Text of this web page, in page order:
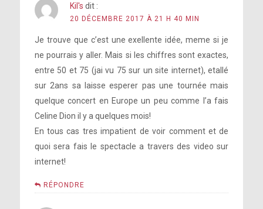
Kil's dit :
20 DÉCEMBRE 2017 À 21 H 40 MIN
Je trouve que c’est une exellente idée, meme si je
ne pourrais y aller. Mais si les chiffres sont exactes,
entre 50 et 75 (jai vu 75 sur un site internet), etallé
sur 2ans sa laisse esperer pas une tournée mais
quelque concert en Europe un peu comme l’a fais
Celine Dion il y a quelques mois!
En tous cas tres impatient de voir comment et de
quoi sera fais le spectacle a travers des video sur
internet!
RÉPONDRE